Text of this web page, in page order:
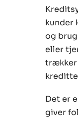
kunder
og
eller
trækker
Det er
giver